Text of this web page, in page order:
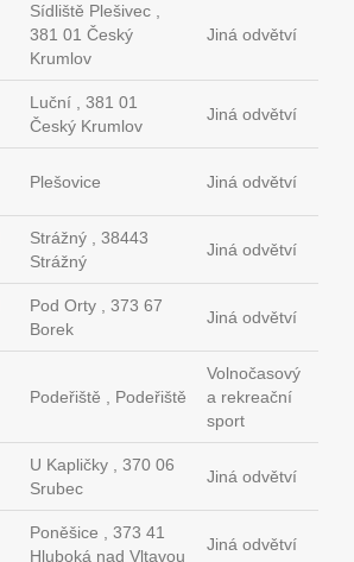
Sídliště Plešivec ,
381 01 Český
Krumlov
Jiná odvětví
Luční , 381 01
Český Krumlov
Jiná odvětví
Plešovice Jiná odvětví
Strážný , 38443
Strážný
Jiná odvětví
Pod Orty , 373 67
Borek
Jiná odvětví
Podeřiště , Podeřiště
Volnočasový
a rekreační
sport
U Kapličky , 370 06
Srubec
Jiná odvětví
Poněšice , 373 41
Hluboká nad Vltavou
Jiná odvětví